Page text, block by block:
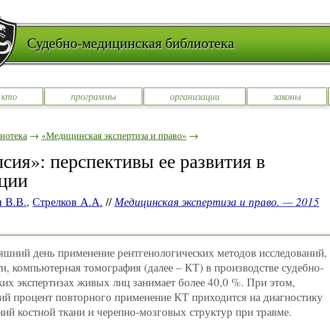
Судебно-медицинская библиотека
программы организации законы
→ «Медицинская экспертиза и право» →
перспективы ее развития в
В.В., Стрелков А.А. //Медицинская экспертиза и право. — 2015
день применение рентгенологических методов исследований,
компьютерная томография (далее – КТ) в производстве судебно-
экспертизах живых лиц занимает более 40,0 %. При этом,
процент повторного применение КТ приходится на диагностику
костной ткани и черепно-мозговых структур при травме.